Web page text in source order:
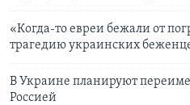
«Когда-то евреи бежали от
трагедию украинских
В Украине планируют
Россией